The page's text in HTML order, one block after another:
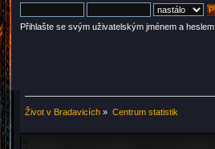
Přihlašte se svým uživatelským jménem a heslem.
Život v Bradavicích » Centrum statistik